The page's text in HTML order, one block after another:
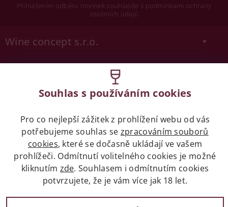
Přihlášením odběru novinek souhlasíte s podmínkami ochrany
osobních údajů
Wine concept s.r.o.
Zákaz prodeje alkoholických nápojů osobám
Naše služby
Vše o nákupu
Souhlas s používáním cookies
Pro co nejlepší zážitek z prohlížení webu od vás
potřebujeme souhlas se zpracováním souborů
cookies, které se dočasně ukládají ve vašem
prohlížeči. Odmítnutí volitelného cookies je možné
kliknutím zde. Souhlasem i odmítnutím cookies
potvrzujete, že je vám více jak 18 let.